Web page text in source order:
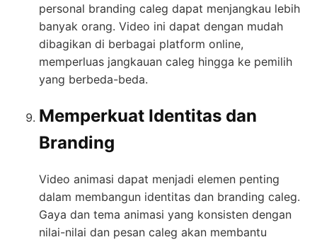
personal branding caleg dapat menjangkau lebih
banyak orang. Video ini dapat dengan mudah
dibagikan di berbagai platform online,
memperluas jangkauan caleg hingga ke pemilih
yang berbeda-beda.
Memperkuat Identitas dan
Branding
Video animasi dapat menjadi elemen penting
dalam membangun identitas dan branding caleg.
Gaya dan tema animasi yang konsisten dengan
nilai-nilai dan pesan caleg akan membantu